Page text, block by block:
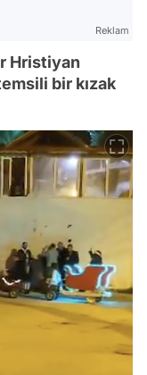
Reklam
Hristiyan
bir kızak